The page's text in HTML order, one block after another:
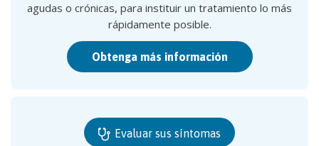
agudas o crónicas, para instituir un tratamiento lo más
rápidamente posible.
Obtenga más información
Evaluar sus síntomas